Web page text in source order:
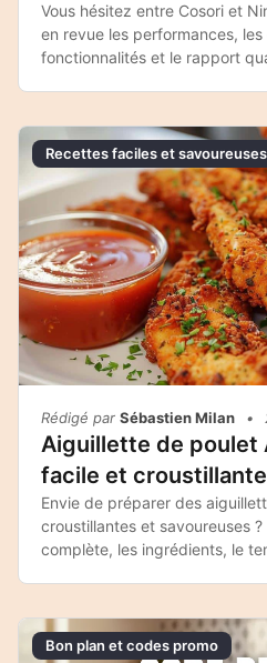
Vous hésitez entre Cosori et
en revue les performances,
fonctionnalités et le rapport
Recettes faciles et savoureuses
Rédigé par Sébastien Milan •
Aiguillette de
facile et croustillante
Envie de préparer des
croustillantes et savoureuses
complète, les ingrédients, le
Bon plan et codes promo